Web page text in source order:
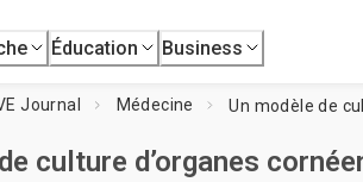
Éducation Business
Journal Médecine
culture d’organes